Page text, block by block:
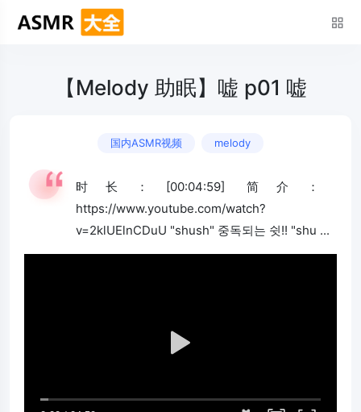
【Melody 助眠】嘘 p01 嘘
国内ASMR视频 melody
时长：[00:04:59] 简介：
https://www.youtube.com/watch?
v=2klUElnCDuU "shush" 중독되는 쉿!! "shu ...